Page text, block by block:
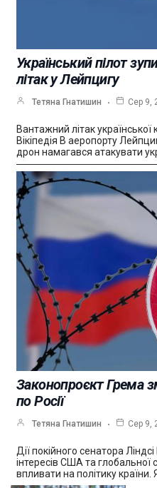
Український пілот
літак у Лейпцигу
Тетяна Гнатишин Сер 9,
Вантажний літак
Вікіпедія В аеропорту
дрон намагався атакувати
Законопроєкт Грема
по Росії
Тетяна Гнатишин Сер 9,
Дії покійного сенатора
інтересів США та
впливати на політику